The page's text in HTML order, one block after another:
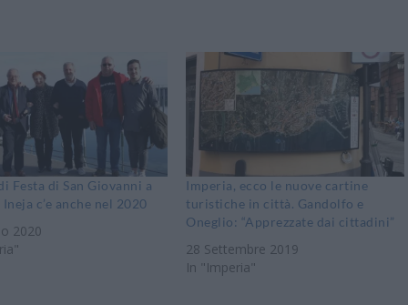
Festa di San Giovanni a
c’e anche nel 2020
2020
Imperia, ecco le nuove cartine
turistiche in città. Gandolfo e
Oneglio: “Apprezzate dai cittadini”
28 Settembre 2019
In "Imperia"